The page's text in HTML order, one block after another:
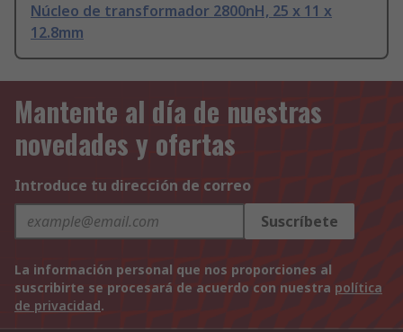
Núcleo de transformador 2800nH, 25 x 11 x
12.8mm
Mantente al día de nuestras
novedades y ofertas
Introduce tu dirección de correo
Suscríbete
La información personal que nos proporciones al
suscribirte se procesará de acuerdo con nuestra política
de privacidad.